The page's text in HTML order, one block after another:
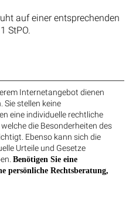
auf einer entsprechenden
StPO.
Internetangebot dienen
stellen keine
eine individuelle rechtliche
die Besonderheiten des
Ebenso kann sich die
Urteile und Gesetze
Benötigen Sie eine
persönliche Rechtsberatung,